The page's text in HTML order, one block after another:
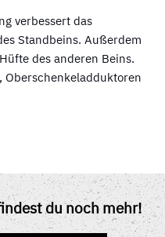
verbessert das
Standbeins. Außerdem
des anderen Beins.
Oberschenkeladduktoren
du noch mehr!